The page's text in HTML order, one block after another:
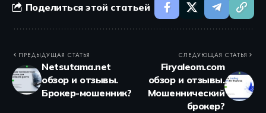
Поделиться этой статьей
ПРЕДЫДУЩАЯ СТАТЬЯ
Netsutama.net
обзор и отзывы.
Брокер-мошенник?
СЛЕДУЮЩАЯ СТАТЬЯ
Firyaleom.com
обзор и отзывы.
Мошеннический
брокер?